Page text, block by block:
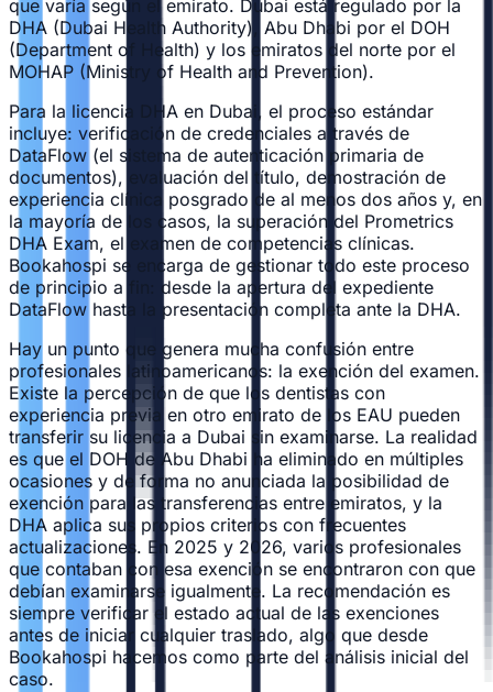
que varía según el emirato. Dubai está regulado por la
DHA (Dubai Health Authority), Abu Dhabi por el DOH
(Department of Health) y los emiratos del norte por el
MOHAP (Ministry of Health and Prevention).
Para la licencia DHA en Dubai, el proceso estándar
incluye: verificación de credenciales a través de
DataFlow (el sistema de autenticación primaria de
documentos), evaluación del título, demostración de
experiencia clínica posgrado de al menos dos años y, en
la mayoría de los casos, la superación del Prometrics
DHA Exam, el examen de competencias clínicas.
Bookahospi se encarga de gestionar todo este proceso
de principio a fin: desde la apertura del expediente
DataFlow hasta la presentación completa ante la DHA.
Hay un punto que genera mucha confusión entre
profesionales latinoamericanos: la exención del examen.
Existe la percepción de que los dentistas con
experiencia previa en otro emirato de los EAU pueden
transferir su licencia a Dubai sin examinarse. La realidad
es que el DOH de Abu Dhabi ha eliminado en múltiples
ocasiones y de forma no anunciada la posibilidad de
exención para las transferencias entre emiratos, y la
DHA aplica sus propios criterios con frecuentes
actualizaciones. En 2025 y 2026, varios profesionales
que contaban con esa exención se encontraron con que
debían examinarse igualmente. La recomendación es
siempre verificar el estado actual de las exenciones
antes de iniciar cualquier traslado, algo que desde
Bookahospi hacemos como parte del análisis inicial del
caso.